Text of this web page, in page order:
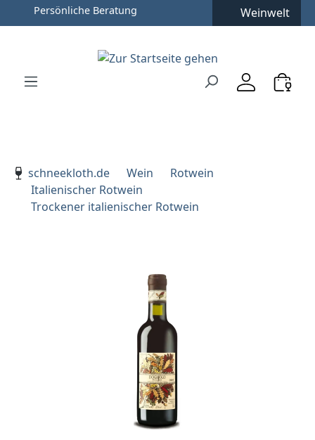
Zum Hauptinhalt springen
Zur Hauptnavigation springen
Persönliche Beratung Weinwelt
schneekloth.de
Wein
Rotwein
Italienischer Rotwein
Trockener italienischer Rotwein
Bildergalerie überspringen